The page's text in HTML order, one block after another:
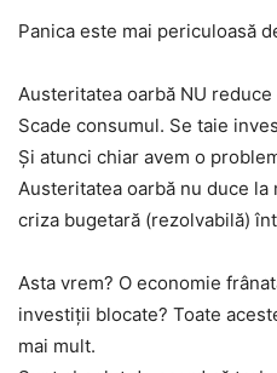
Panica este mai periculoasă
Austeritatea oarbă NU
Scade consumul. Se taie
Și atunci chiar avem o
Austeritatea oarbă nu duce
criza bugetară (rezolvabilă)
Asta vrem? O economie
investiții blocate? Toate
mai mult.